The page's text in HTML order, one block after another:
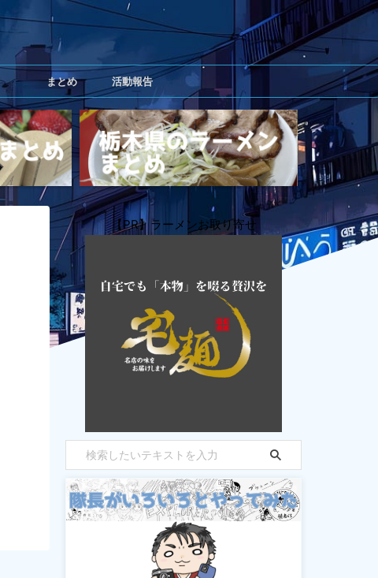
まとめ 活動報告
【PR】ラーメンお取り寄せ